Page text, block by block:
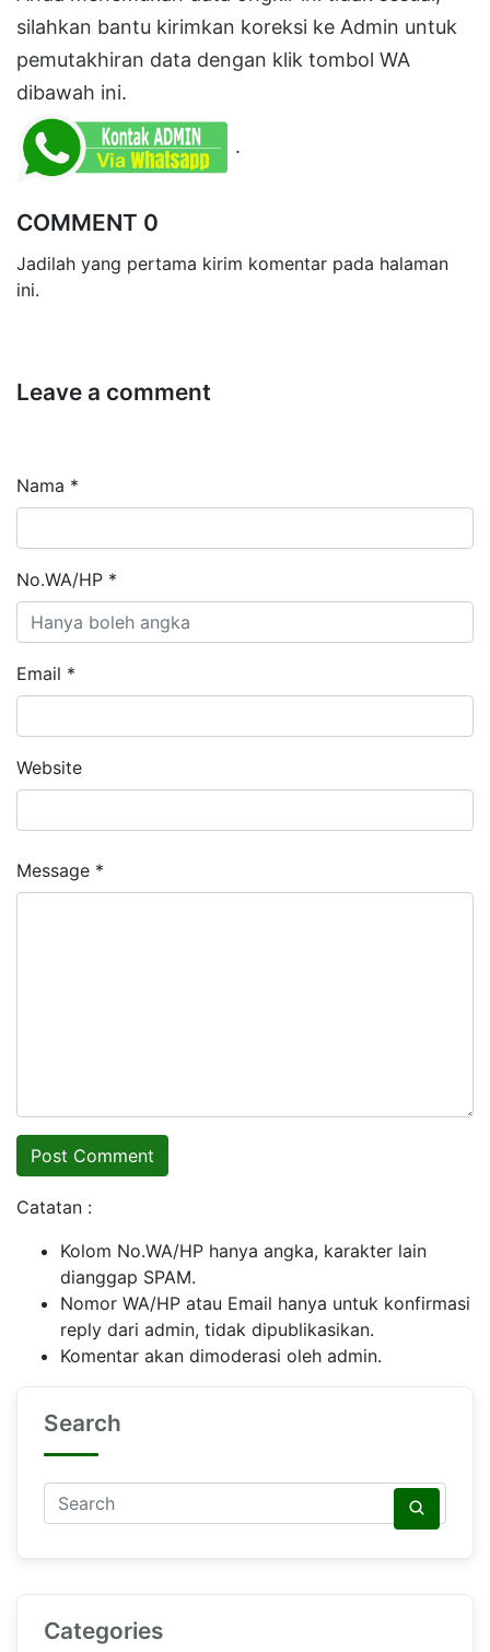
silahkan bantu kirimkan koreksi ke Admin untuk
pemutakhiran data dengan klik tombol WA
dibawah ini.
.
COMMENT 0
Jadilah yang pertama kirim komentar pada halaman
ini.
Leave a comment
Nama *
No.WA/HP *
Email *
Website
Message *
Catatan :
Kolom No.WA/HP hanya angka, karakter lain
dianggap SPAM.
Nomor WA/HP atau Email hanya untuk konfirmasi
reply dari admin, tidak dipublikasikan.
Komentar akan dimoderasi oleh admin.
Search
Categories